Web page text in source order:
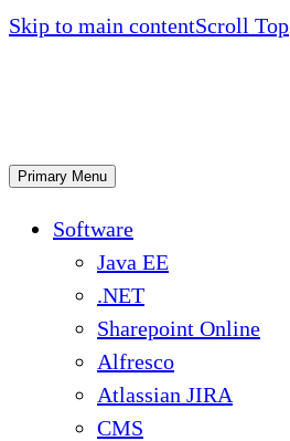
Skip to main contentScroll Top
Primary Menu
Software
Java EE
.NET
Sharepoint Online
Alfresco
Atlassian JIRA
CMS